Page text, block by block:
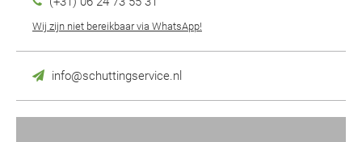
Wij zijn niet bereikbaar via WhatsApp!
info@schuttingservice.nl